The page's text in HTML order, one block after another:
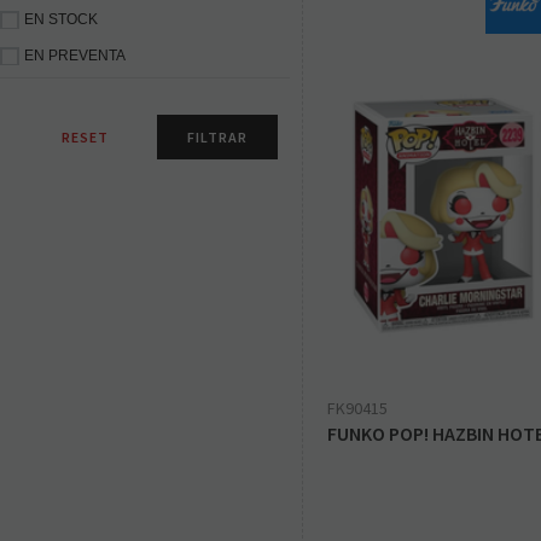
EN STOCK
EN PREVENTA
FK90415
FUNKO POP! HAZBIN